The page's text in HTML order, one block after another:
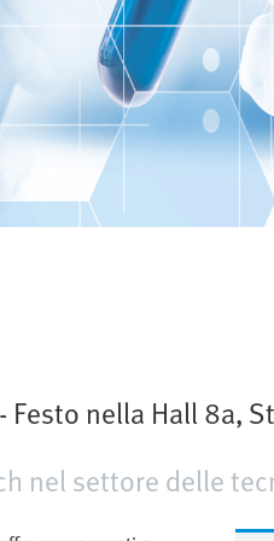
nella Hall 8a,
nel settore delle